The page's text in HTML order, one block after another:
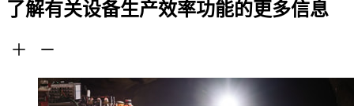
了解有关设备生产效率功能的更多信息